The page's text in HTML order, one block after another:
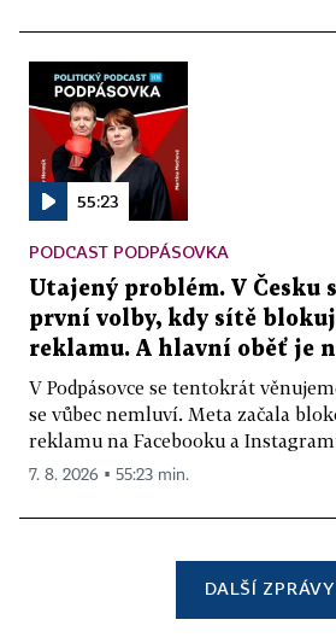
55:23
PODCAST PODPÁSOVKA
Utajený problém. V Česku
první volby, kdy sítě
reklamu. A hlavní oběť je
V Podpásovce se tentokrát
se vůbec nemluví. Meta začala
reklamu na Facebooku a
7. 8. 2026 ▪ 55:23 min.
DALŠÍ ZPRÁVY